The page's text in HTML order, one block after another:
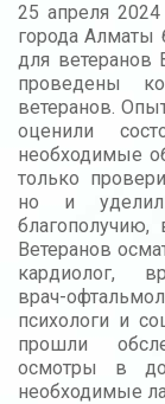
25 апреля
города
для
проведены
ветеранов.
оценили
необходимые
только
но и
Ветеранов
кардиолог,
врач-
психологи и
прошли
осмотры в
необходимые